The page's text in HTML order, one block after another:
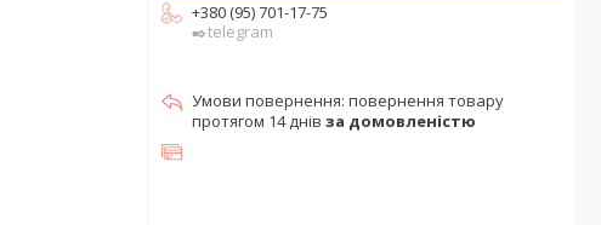
+380 (95) 701-17-75
✒️telegram
повернення товару
протягом 14 днів за домовленістю